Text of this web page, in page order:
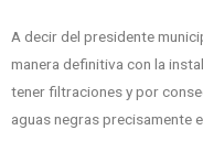
A decir del presidente
manera definitiva con la
tener filtraciones y por
aguas negras precisamente